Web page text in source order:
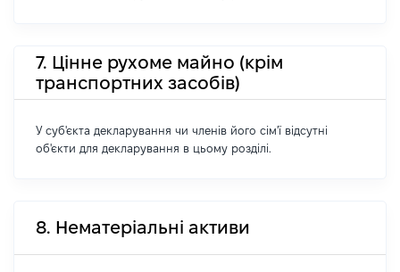
7. Цінне рухоме майно (крім
транспортних засобів)
У суб'єкта декларування чи членів його сім'ї відсутні
об'єкти для декларування в цьому розділі.
8. Нематеріальні активи